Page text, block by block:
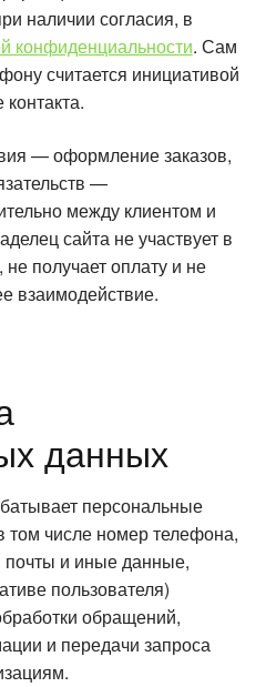
наличии согласия, в
конфиденциальности. Сам
считается инициативой
— оформление заказов,
—
между клиентом и
сайта не участвует в
получает оплату и не
взаимодействие.
данных
персональные
том числе номер телефона,
и иные данные,
пользователя)
обращений,
и передачи запроса